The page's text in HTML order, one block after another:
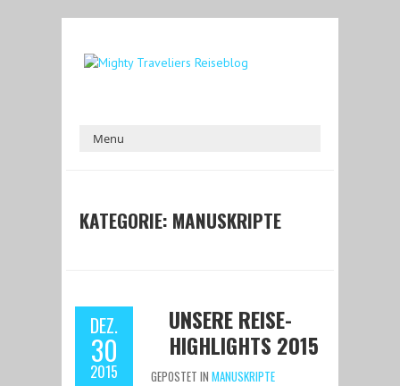
KATEGORIE: MANUSKRIPTE
DEZ.
30
2015
UNSERE REISE-
HIGHLIGHTS 2015
GEPOSTET IN MANUSKRIPTE